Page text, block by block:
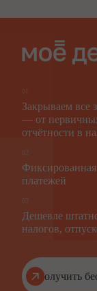
01
Закрываем все
— от
отчётности в
платежей
Дешевле
налогов,
Получить